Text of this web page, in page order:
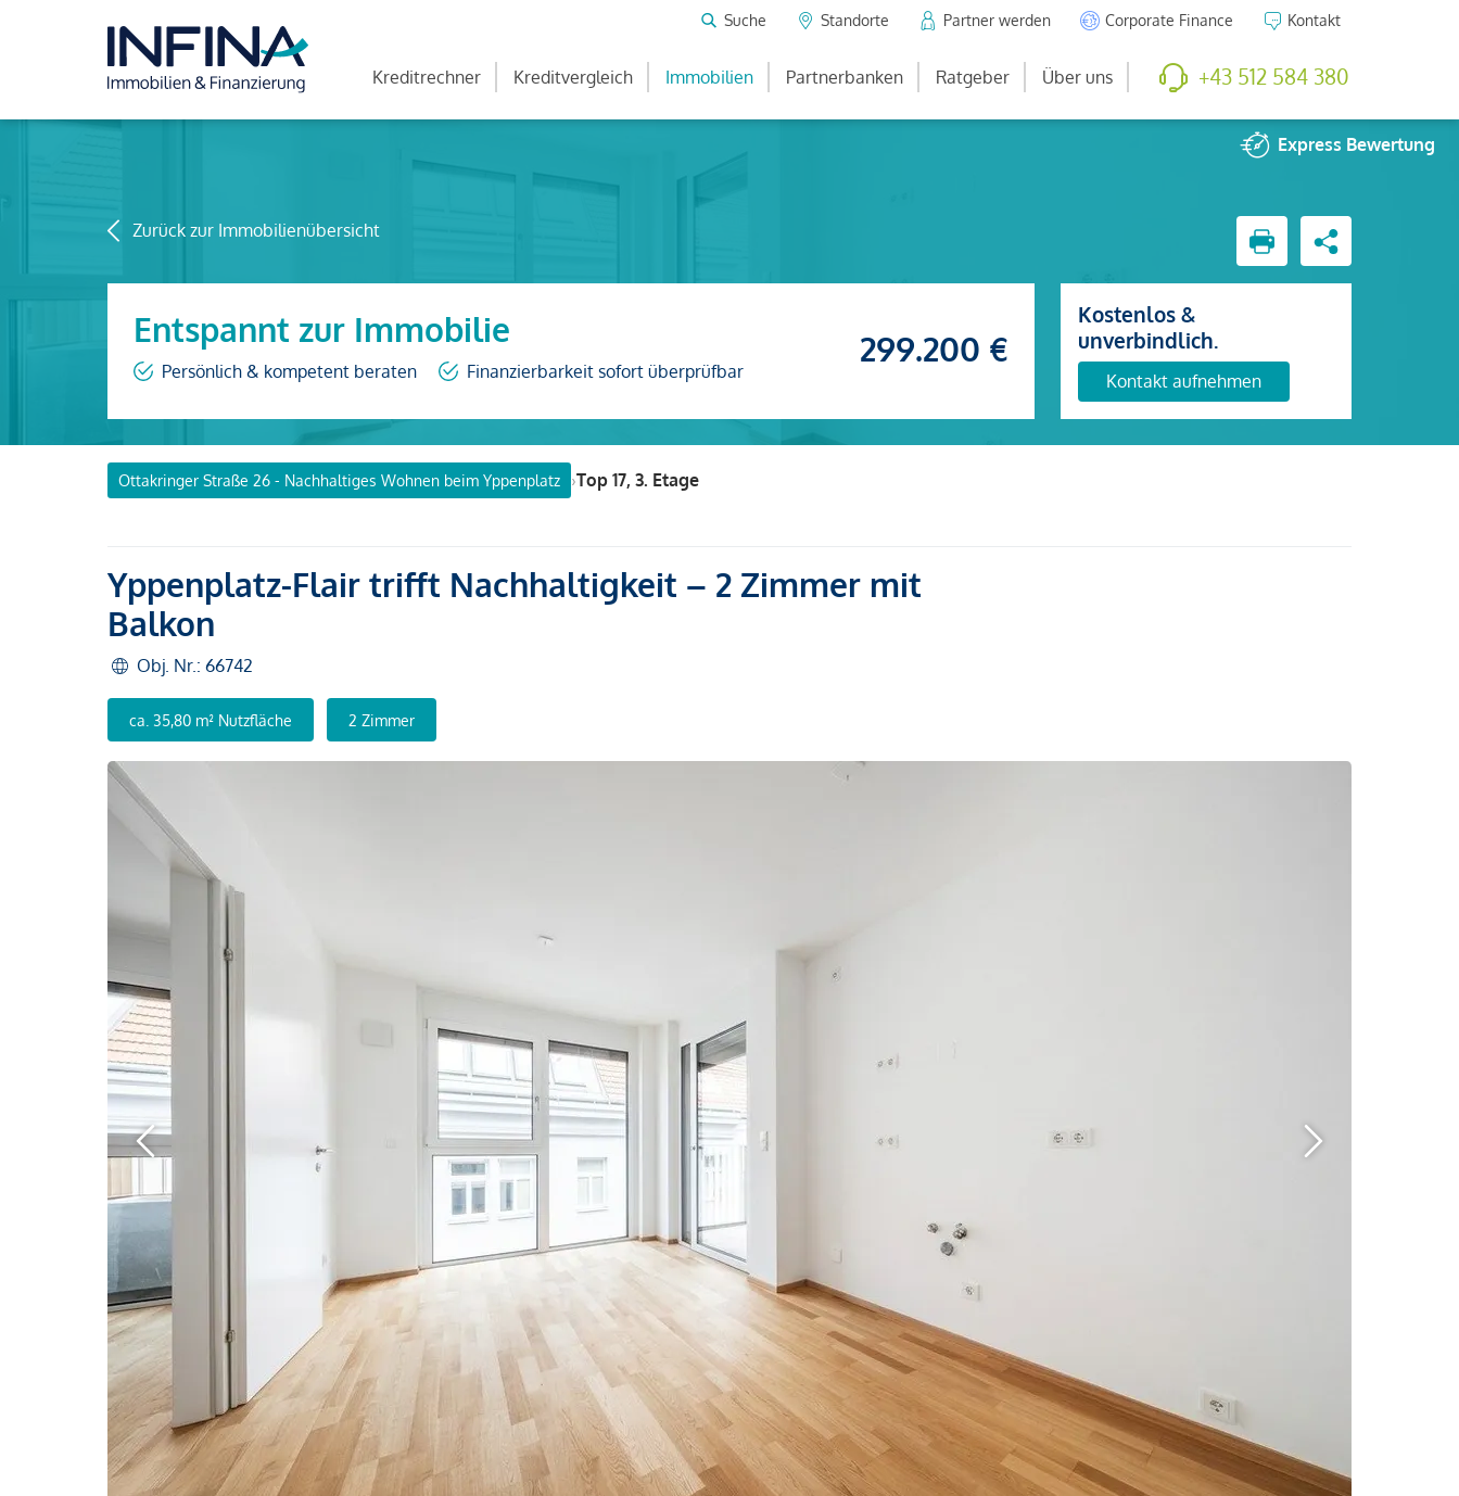
Suche Standorte Partner werden Corporate Finance Kontakt
Kreditrechner Kreditvergleich Immobilien Partnerbanken Ratgeber Über uns +43 512 584 380
Express Bewertung
Zurück zur Immobilienübersicht
Entspannt zur Immobilie
Persönlich & kompetent beraten Finanzierbarkeit sofort überprüfbar
299.200 €
Kostenlos &
unverbindlich.
Kontakt aufnehmen
Ottakringer Straße 26 - Nachhaltiges Wohnen beim Yppenplatz ›Top 17, 3. Etage
Yppenplatz-Flair trifft Nachhaltigkeit – 2 Zimmer mit
Balkon
Obj. Nr.: 66742
ca. 35,80 m² Nutzfläche 2 Zimmer